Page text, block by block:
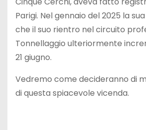
Parigi. Nel gennaio del 2025 la
che il suo rientro nel circuito
Tonnellaggio ulteriormente
21 giugno.
Vedremo come decideranno di
di questa spiacevole vicenda.